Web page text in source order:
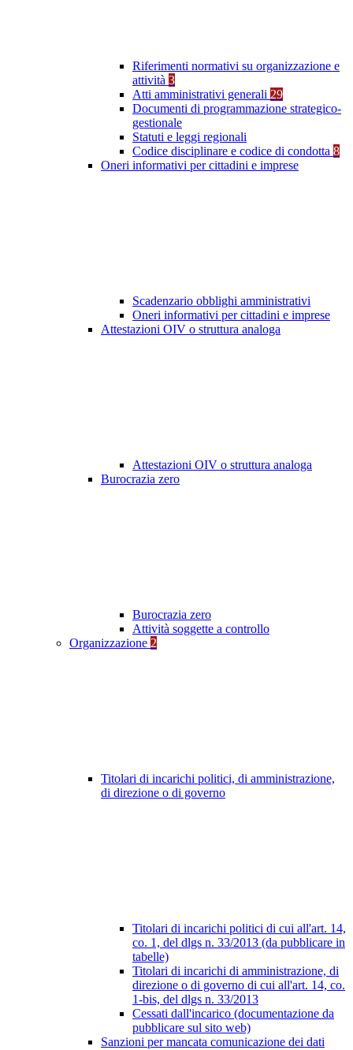
Riferimenti normativi su organizzazione e
attività 3
Atti amministrativi generali 29
Documenti di programmazione strategico-
gestionale
Statuti e leggi regionali
Codice disciplinare e codice di condotta 8
Oneri informativi per cittadini e imprese
Scadenzario obblighi amministrativi
Oneri informativi per cittadini e imprese
Attestazioni OIV o struttura analoga
Attestazioni OIV o struttura analoga
Burocrazia zero
Burocrazia zero
Attività soggette a controllo
Organizzazione 2
Titolari di incarichi politici, di amministrazione,
di direzione o di governo
Titolari di incarichi politici di cui all'art. 14,
co. 1, del dlgs n. 33/2013 (da pubblicare in
tabelle)
Titolari di incarichi di amministrazione, di
direzione o di governo di cui all'art. 14, co.
1-bis, del dlgs n. 33/2013
Cessati dall'incarico (documentazione da
pubblicare sul sito web)
Sanzioni per mancata comunicazione dei dati